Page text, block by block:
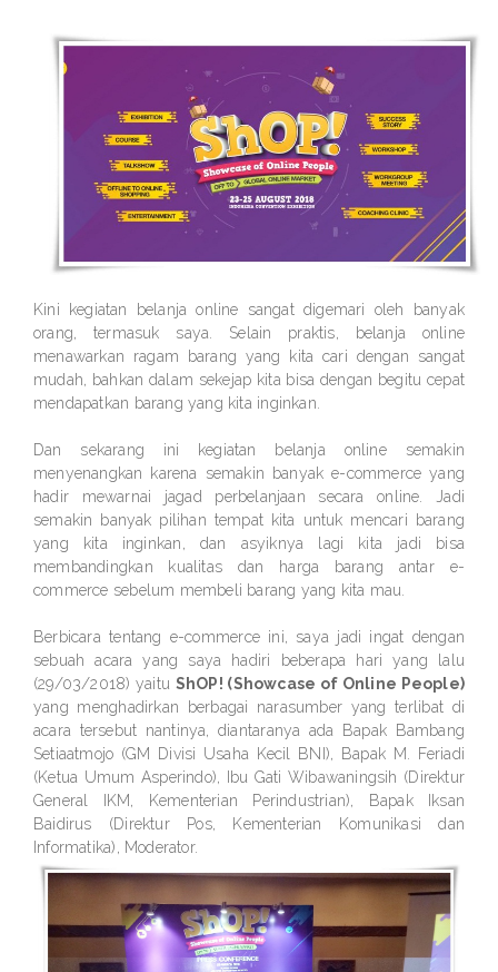
Kini kegiatan belanja online sangat digemari oleh banyak
orang, termasuk saya. Selain praktis, belanja online
menawarkan ragam barang yang kita cari dengan sangat
mudah, bahkan dalam sekejap kita bisa dengan begitu cepat
mendapatkan barang yang kita inginkan.
Dan sekarang ini kegiatan belanja online semakin
menyenangkan karena semakin banyak e-commerce yang
hadir mewarnai jagad perbelanjaan secara online. Jadi
semakin banyak pilihan tempat kita untuk mencari barang
yang kita inginkan, dan asyiknya lagi kita jadi bisa
membandingkan kualitas dan harga barang antar e-
commerce sebelum membeli barang yang kita mau.
Berbicara tentang e-commerce ini, saya jadi ingat dengan
sebuah acara yang saya hadiri beberapa hari yang lalu
(29/03/2018) yaitu ShOP! (Showcase of Online People)
yang menghadirkan berbagai narasumber yang terlibat di
acara tersebut nantinya, diantaranya ada Bapak Bambang
Setiaatmojo (GM Divisi Usaha Kecil BNI), Bapak M. Feriadi
(Ketua Umum Asperindo), Ibu Gati Wibawaningsih (Direktur
General IKM, Kementerian Perindustrian), Bapak Iksan
Baidirus (Direktur Pos, Kementerian Komunikasi dan
Informatika), Moderator.